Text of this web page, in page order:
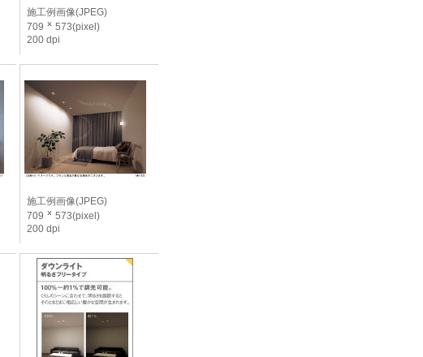
施工例画像(JPEG)
709
573(pixel)
200 dpi
施工例画像(JPEG)
709
573(pixel)
200 dpi